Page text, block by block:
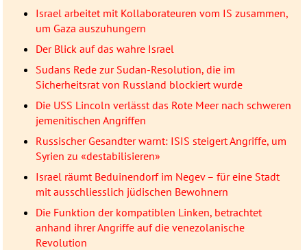
Israel arbeitet mit Kollaborateuren vom IS zusammen,
um Gaza auszuhungern
Der Blick auf das wahre Israel
Sudans Rede zur Sudan-Resolution, die im
Sicherheitsrat von Russland blockiert wurde
Die USS Lincoln verlässt das Rote Meer nach schweren
jemenitischen Angriffen
Russischer Gesandter warnt: ISIS steigert Angriffe, um
Syrien zu «destabilisieren»
Israel räumt Beduinendorf im Negev – für eine Stadt
mit ausschliesslich jüdischen Bewohnern
Die Funktion der kompatiblen Linken, betrachtet
anhand ihrer Angriffe auf die venezolanische
Revolution